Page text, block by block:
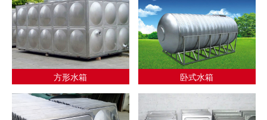
方形水箱 卧式水箱